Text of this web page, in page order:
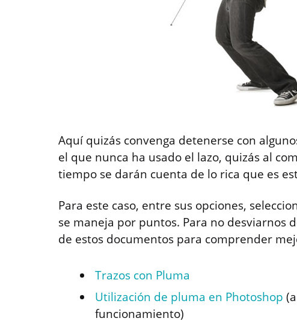
Aquí quizás convenga detenerse con
el que nunca ha usado el lazo, quizás al
tiempo se darán cuenta de lo rica que es
Para este caso, entre sus opciones,
se maneja por puntos. Para no desviarnos
de estos documentos para comprender
Trazos con Pluma
Utilización de pluma en Photoshop
funcionamiento)